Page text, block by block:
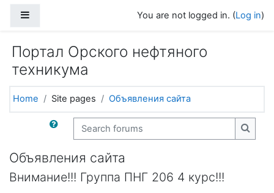
You are not logged in. (Log in)
Портал Орского нефтяного
техникума
Home Site pages Объявления сайта
Search forums
Объявления сайта
Внимание!!! Группа ПНГ 206 4 курс!!!